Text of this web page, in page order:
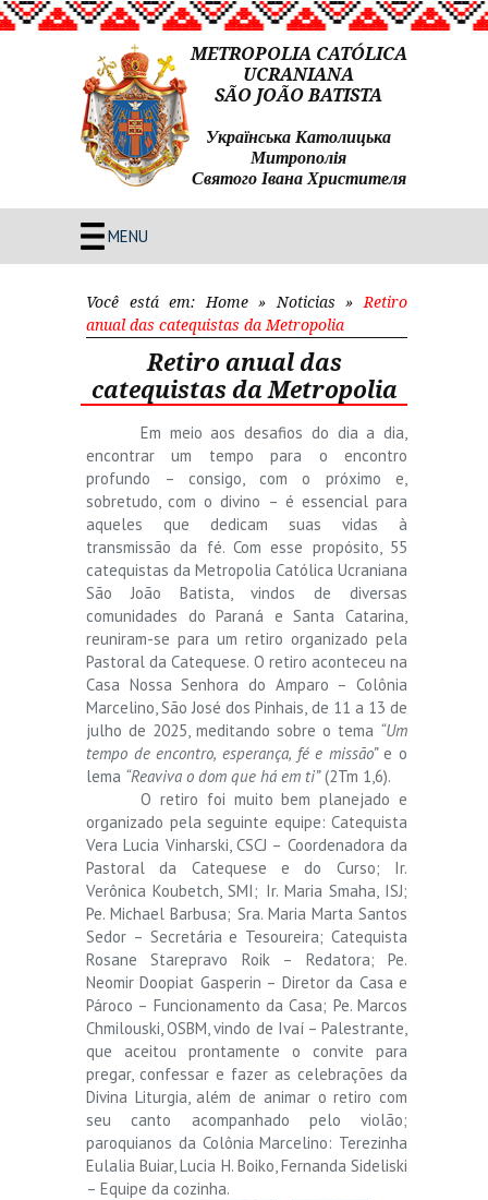
METROPOLIA CATÓLICA
UCRANIANA
SÃO JOÃO BATISTA
Українська Католицька
Митрополія
Святого Івана Христителя
MENU
Você está em: Home» Noticias » Retiro
anual das catequistas da Metropolia
Retiro anual das
catequistas da Metropolia
Em meio aos desafios do dia a dia,
encontrar um tempo para o encontro
profundo – consigo, com o próximo e,
sobretudo, com o divino – é essencial para
aqueles que dedicam suas vidas à
transmissão da fé. Com esse propósito, 55
catequistas da Metropolia Católica Ucraniana
São João Batista, vindos de diversas
comunidades do Paraná e Santa Catarina,
reuniram-se para um retiro organizado pela
Pastoral da Catequese. O retiro aconteceu na
Casa Nossa Senhora do Amparo – Colônia
Marcelino, São José dos Pinhais, de 11 a 13 de
julho de 2025, meditando sobre o tema “Um
tempo de encontro, esperança, fé e missão”e o
lema “Reaviva o dom que há em ti”(2Tm 1,6).
O retiro foi muito bem planejado e
organizado pela seguinte equipe: Catequista
Vera Lucia Vinharski, CSCJ – Coordenadora da
Pastoral da Catequese e do Curso; Ir.
Verônica Koubetch, SMI; Ir. Maria Smaha, ISJ;
Pe. Michael Barbusa; Sra. Maria Marta Santos
Sedor – Secretária e Tesoureira; Catequista
Rosane Starepravo Roik – Redatora; Pe.
Neomir Doopiat Gasperin – Diretor da Casa e
Pároco – Funcionamento da Casa; Pe. Marcos
Chmilouski, OSBM, vindo de Ivaí – Palestrante,
que aceitou prontamente o convite para
pregar, confessar e fazer as celebrações da
Divina Liturgia, além de animar o retiro com
seu canto acompanhado pelo violão;
paroquianos da Colônia Marcelino: Terezinha
Eulalia Buiar, Lucia H. Boiko, Fernanda Sideliski
– Equipe da cozinha.